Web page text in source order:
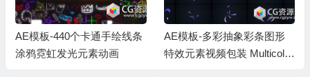
AE模板-440个卡通手绘线条
涂鸦霓虹发光元素动画
AE模板-多彩抽象彩条图形
特效元素视频包装 Multicolor